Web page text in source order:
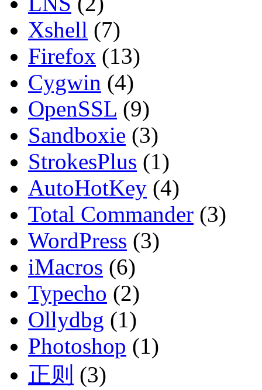
Xshell (7)
Firefox (13)
Cygwin (4)
OpenSSL (9)
Sandboxie (3)
StrokesPlus (1)
AutoHotKey (4)
Total Commander (3)
WordPress (3)
iMacros (6)
Typecho (2)
Ollydbg (1)
Photoshop (1)
正则 (3)